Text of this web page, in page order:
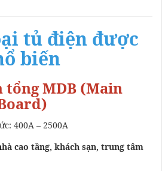
tủ điện được
biến
tổng MDB (Main
400A – 2500A
cao tầng, khách sạn, trung tâm